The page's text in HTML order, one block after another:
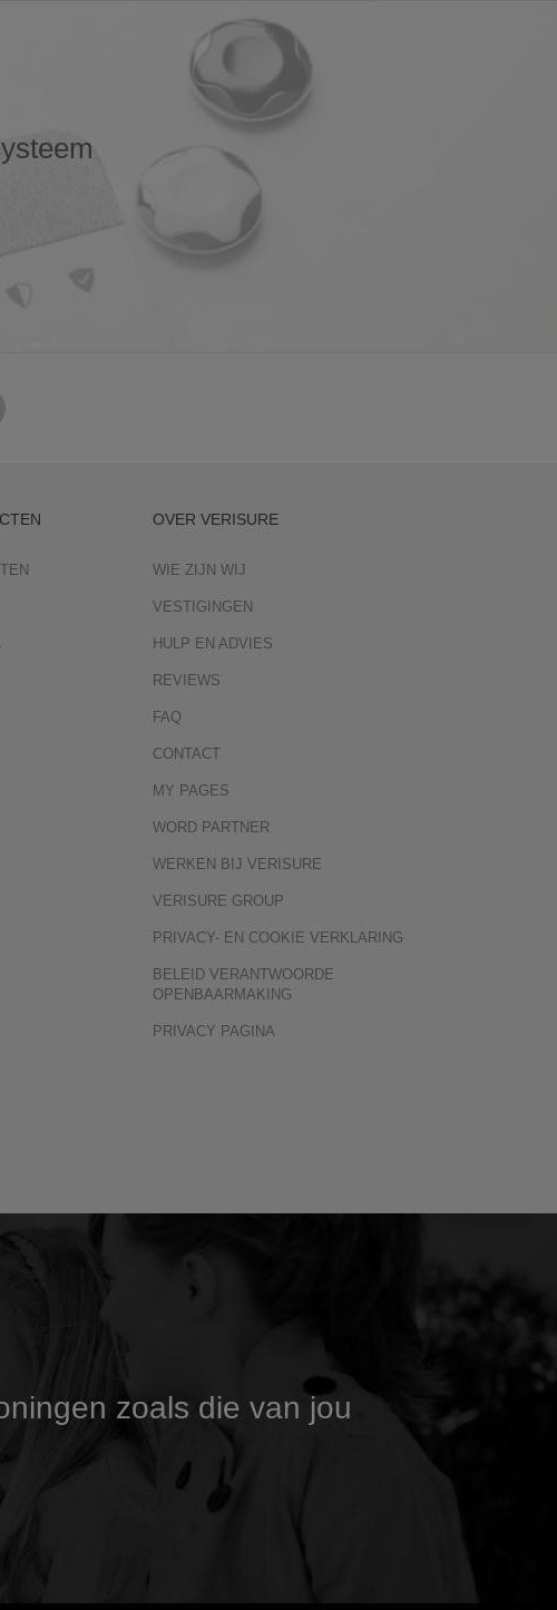
OVER VERISURE
WIE ZIJN WIJ
VESTIGINGEN
HULP EN ADVIES
REVIEWS
FAQ
CONTACT
MY PAGES
WORD PARTNER
WERKEN BIJ VERISURE
VERISURE GROUP
PRIVACY- EN COOKIE VERKLARING
BELEID VERANTWOORDE
OPENBAARMAKING
PRIVACY PAGINA
zoals die van jou